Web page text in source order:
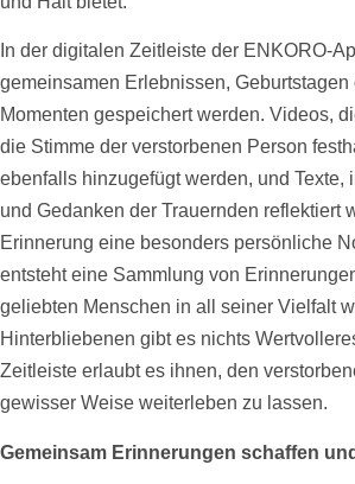
In der digitalen Zeitleiste der ENKORO-
gemeinsamen Erlebnissen,
Momenten gespeichert werden. Videos,
die Stimme der verstorbenen Person
ebenfalls hinzugefügt werden, und Texte,
und Gedanken der Trauernden reflektiert
Erinnerung eine besonders persönliche
entsteht eine Sammlung von
geliebten Menschen in all seiner Vielfalt
Hinterbliebenen gibt es nichts
Zeitleiste erlaubt es ihnen, den
gewisser Weise weiterleben zu lassen.
Gemeinsam Erinnerungen schaffen und